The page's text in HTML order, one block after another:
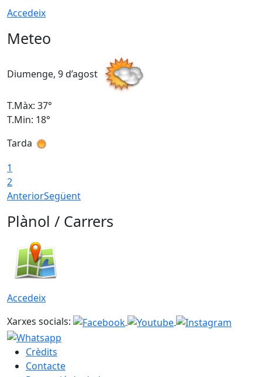
Accedeix
Meteo
Diumenge, 9 d’agost
T.Màx: 37°
T.Min: 18°
Tarda
1
2
AnteriorSegüent
Plànol / Carrers
Accedeix
Xarxes socials:
Crèdits
Contacte